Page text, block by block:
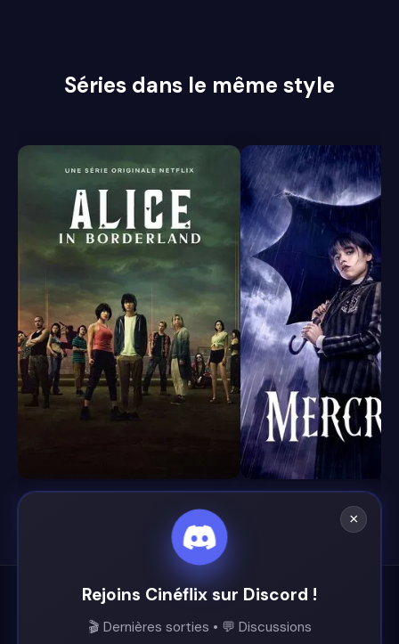
Séries dans le même style
8.4
Cinéflix
×
Rejoins Cinéflix sur Discord !
🎬 Dernières sorties • 💬 Discussions